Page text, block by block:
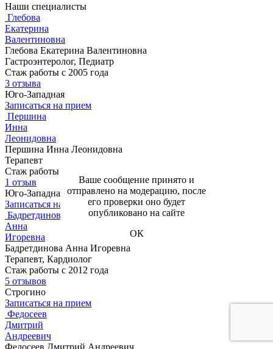
Наши специалисты
Глебова
Екатерина
Валентиновна
Глебова Екатерина Валентиновна
Гастроэнтеролог, Педиатр
Стаж работы с 2005 года
3 отзыва
Юго-Западная
Записаться на прием
Першина
Инна
Леонидовна
Першина Инна Леонидовна
Терапевт
Стаж работы с 1989 года
1 отзыв
Юго-Западная
Записаться на прием
Бадретдинова
Анна
Игоревна
Бадретдинова Анна Игоревна
Терапевт, Кардиолог
Стаж работы с 2012 года
5 отзывов
Строгино
Записаться на прием
Федосеев
Дмитрий
Андреевич
Федосеев Дмитрий Андреевич
Ваше сообщение принято и
отправлено на модерацию, после
его проверки оно будет
опубликовано на сайте
ОК